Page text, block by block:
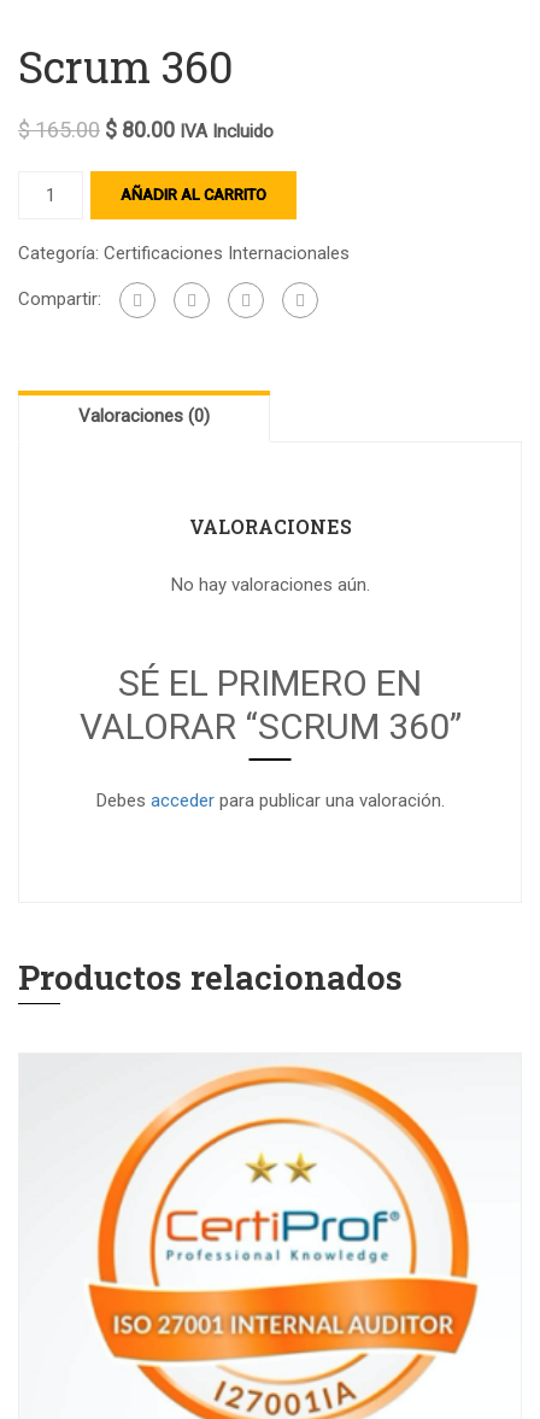
Scrum 360
$165.00 $ 80.00 IVA Incluido
AÑADIR AL CARRITO
Categoría: Certificaciones Internacionales
Compartir:
Valoraciones (0)
VALORACIONES
No hay valoraciones aún.
SÉ EL PRIMERO EN
VALORAR “SCRUM 360”
Debes accederpara publicar una valoración.
Productos relacionados